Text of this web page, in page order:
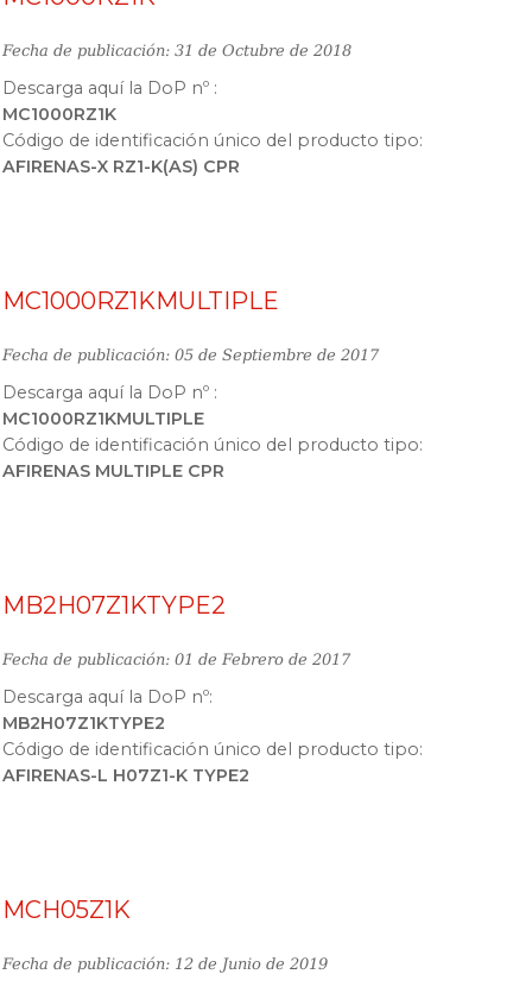
Fecha de publicación: 31 de Octubre de 2018
Descarga aquí la DoP nº :
MC1000RZ1K
Código de identificación único del producto tipo:
AFIRENAS-X RZ1-K(AS) CPR
MC1000RZ1KMULTIPLE
Fecha de publicación: 05 de Septiembre de 2017
Descarga aquí la DoP nº :
MC1000RZ1KMULTIPLE
Código de identificación único del producto tipo:
AFIRENAS MULTIPLE CPR
MB2H07Z1KTYPE2
Fecha de publicación: 01 de Febrero de 2017
Descarga aquí la DoP nº:
MB2H07Z1KTYPE2
Código de identificación único del producto tipo:
AFIRENAS-L H07Z1-K TYPE2
MCH05Z1K
Fecha de publicación: 12 de Junio de 2019